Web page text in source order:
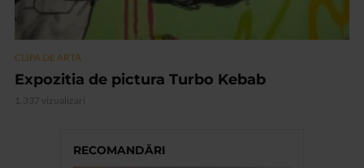
CLIPA DE ARTA
Expozitia de pictura Turbo Kebab
1.337 vizualizari
RECOMANDĂRI